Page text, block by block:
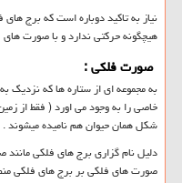
نیاز به تاکید دوباره است که برج
هیچگونه حرکتی ندارد و با صورت
صورت فلکی :
به مجموعه ای از ستاره ها که
خاصی را به وجود می اورد ( فقط از
شکل همان حیوان هم نامیده میشوند .
دلیل نام گزاری برج های فلکی
صورت های فلکی بر برج های فلکی